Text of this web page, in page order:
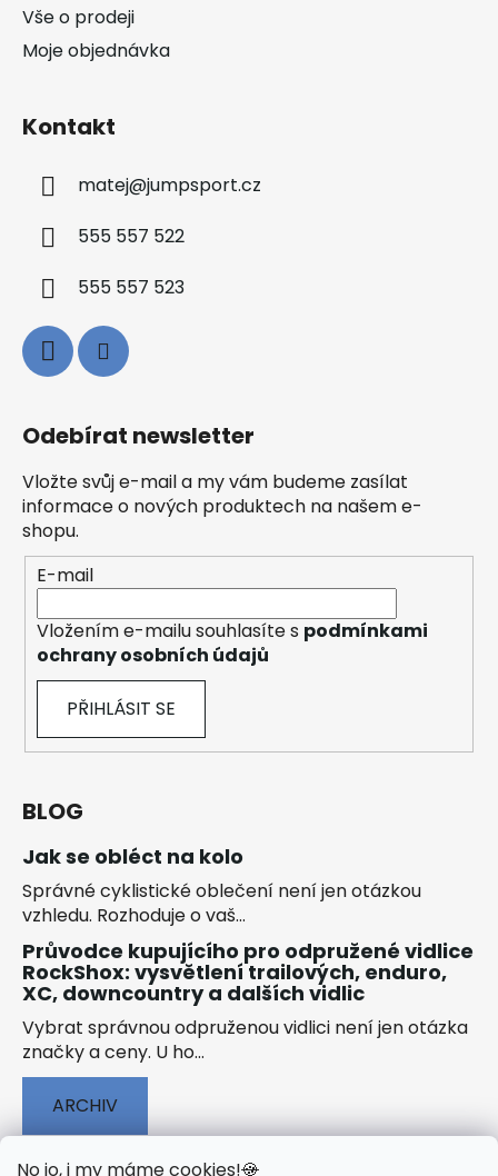
No jo, i my máme cookies!🍪
Vše o prodeji
Moje objednávka
Kontakt
matej@jumpsport.cz
555 557 522
555 557 523
Odebírat newsletter
Vložte svůj e-mail a my vám budeme zasílat
informace o nových produktech na našem e-
shopu.
E-mail
Vložením e-mailu souhlasíte s podmínkami
ochrany osobních údajů
PŘIHLÁSIT SE
BLOG
Jak se obléct na kolo
Správné cyklistické oblečení není jen otázkou
vzhledu. Rozhoduje o vaš...
Průvodce kupujícího pro odpružené vidlice
RockShox: vysvětlení trailových, enduro,
XC, downcountry a dalších vidlic
Vybrat správnou odpruženou vidlici není jen otázka
značky a ceny. U ho...
ARCHIV